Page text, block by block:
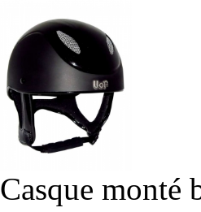
Casque monté